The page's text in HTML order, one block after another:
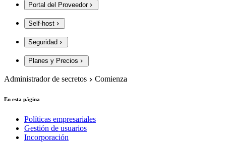
Portal del Proveedor
Self-host
Seguridad
Planes y Precios
Administrador de secretos Comienza
En esta página
Políticas empresariales
Gestión de usuarios
Incorporación